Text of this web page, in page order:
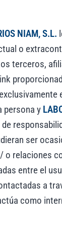
NIAM, S.L.
o
terceros,
persona y
ser
o relaciones
entre el
a
como